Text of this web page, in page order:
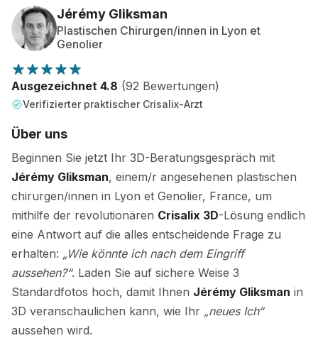
Bewertungen von Patienten
Jérémy Gliksman
Plastischen Chirurgen/innen in Lyon et
Genolier
Ausgezeichnet 4.8 (92 Bewertungen)
Verifizierter praktischer Crisalix-Arzt
Über uns
Beginnen Sie jetzt Ihr 3D-Beratungsgespräch mit
Jérémy Gliksman, einem/r angesehenen plastischen
chirurgen/innen in Lyon et Genolier, France, um
mithilfe der revolutionären Crisalix 3D-Lösung endlich
eine Antwort auf die alles entscheidende Frage zu
erhalten: „Wie könnte ich nach dem Eingriff
aussehen?“. Laden Sie auf sichere Weise 3
Standardfotos hoch, damit Ihnen Jérémy Gliksman in
3D veranschaulichen kann, wie Ihr „neues Ich“
aussehen wird.